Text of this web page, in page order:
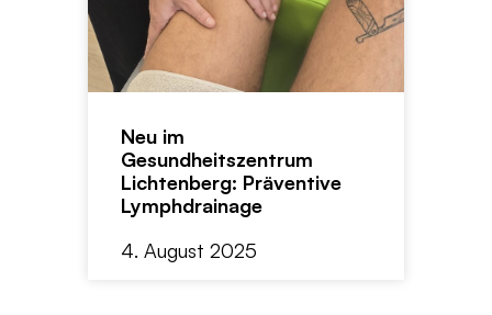
Neu im
Gesundheitszentrum
Lichtenberg: Präventive
Lymphdrainage
4. August 2025